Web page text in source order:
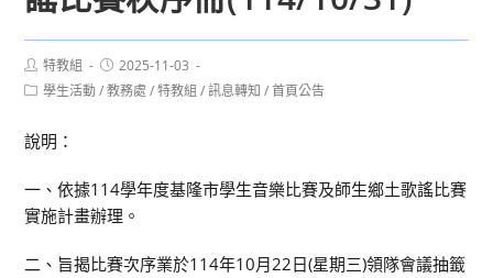
Post
author:
特教組
Post
published:
2025-11-03
Post學生活動 / 教務處 / 特教組 / 訊息轉知 / 首頁公告
說明：
一、依據114學年度基隆市學生音樂比賽及師生鄉土歌謠比賽
實施計畫辦理。
二、旨揭比賽次序業於114年10月22日(星期三)領隊會議抽籤